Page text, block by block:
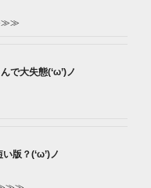
で大失態(‘ω’)ノ
版？(‘ω’)ノ